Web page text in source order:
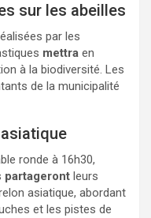
sur les abeilles
par les
mettra en
à la biodiversité. Les
de la municipalité
ronde à 16h30,
partageront leurs
asiatique, abordant
et les pistes de